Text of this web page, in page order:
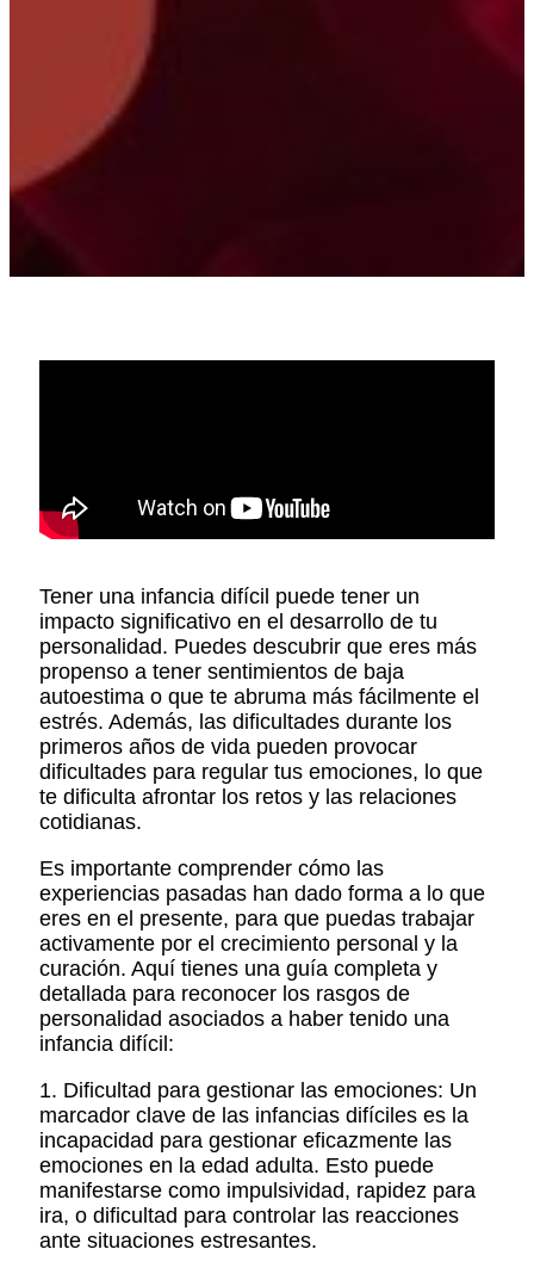
Tener una infancia difícil puede tener un
impacto significativo en el desarrollo de tu
personalidad. Puedes descubrir que eres más
propenso a tener sentimientos de baja
autoestima o que te abruma más fácilmente el
estrés. Además, las dificultades durante los
primeros años de vida pueden provocar
dificultades para regular tus emociones, lo que
te dificulta afrontar los retos y las relaciones
cotidianas.
Es importante comprender cómo las
experiencias pasadas han dado forma a lo que
eres en el presente, para que puedas trabajar
activamente por el crecimiento personal y la
curación. Aquí tienes una guía completa y
detallada para reconocer los rasgos de
personalidad asociados a haber tenido una
infancia difícil:
1. Dificultad para gestionar las emociones: Un
marcador clave de las infancias difíciles es la
incapacidad para gestionar eficazmente las
emociones en la edad adulta. Esto puede
manifestarse como impulsividad, rapidez para
ira, o dificultad para controlar las reacciones
ante situaciones estresantes.